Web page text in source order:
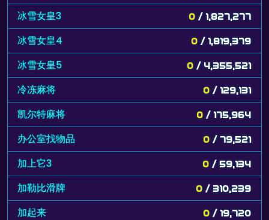
冰雪女皇3 0 / 1,827,277
冰雪女皇4 0 / 1,819,379
冰雪女皇5 0 / 4,355,521
冷冻麻将 0 / 129,131
凯尔特麻将 0 / 175,964
办公室找物品 0 / 79,521
加上它3 0 / 59,134
加勒比滑牌 0 / 310,239
加起来 0 / 19,720